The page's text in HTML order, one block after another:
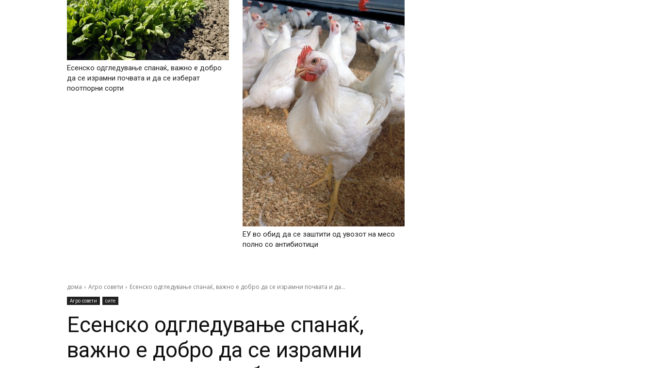
Есенско одгледување спанаќ, важно е добро
да се израмни почвата и да се изберат
поотпорни сорти
ЕУ во обид да се заштити од увозот на месо
полно со антибиотици